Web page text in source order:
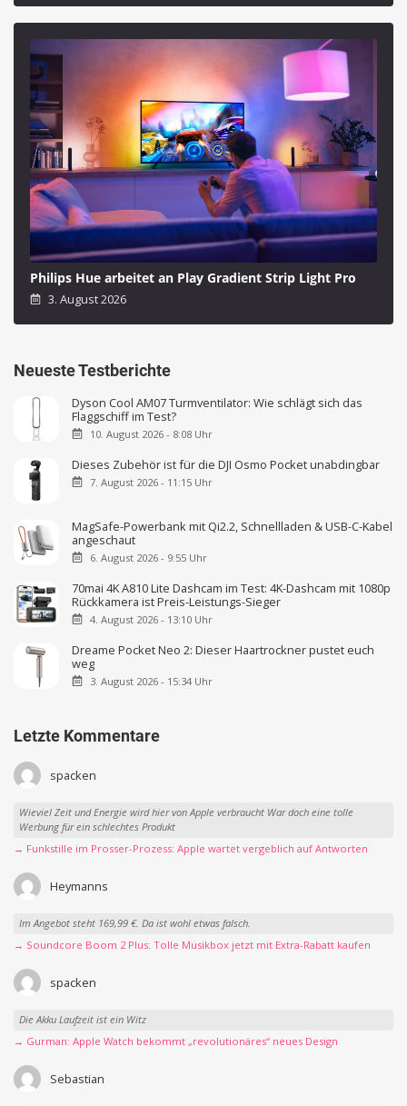
Philips Hue arbeitet an Play Gradient Strip Light Pro
3. August 2026
Neueste Testberichte
Dyson Cool AM07 Turmventilator: Wie schlägt sich das
Flaggschiff im Test?
10. August 2026 - 8:08 Uhr
Dieses Zubehör ist für die DJI Osmo Pocket unabdingbar
7. August 2026 - 11:15 Uhr
MagSafe-Powerbank mit Qi2.2, Schnellladen & USB-C-Kabel
angeschaut
6. August 2026 - 9:55 Uhr
70mai 4K A810 Lite Dashcam im Test: 4K-Dashcam mit 1080p
Rückkamera ist Preis-Leistungs-Sieger
4. August 2026 - 13:10 Uhr
Dreame Pocket Neo 2: Dieser Haartrockner pustet euch
weg
3. August 2026 - 15:34 Uhr
Letzte Kommentare
spacken
Wieviel Zeit und Energie wird hier von Apple verbraucht War doch eine tolle
Werbung für ein schlechtes Produkt
→ Funkstille im Prosser-Prozess: Apple wartet vergeblich auf Antworten
Heymanns
Im Angebot steht 169,99 €. Da ist wohl etwas falsch.
→ Soundcore Boom 2 Plus: Tolle Musikbox jetzt mit Extra-Rabatt kaufen
spacken
Die Akku Laufzeit ist ein Witz
→ Gurman: Apple Watch bekommt „revolutionäres“ neues Design
Sebastian